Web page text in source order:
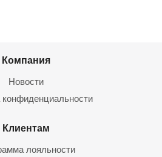
Компания
Новости
конфиденциальности
Клиентам
лояльности